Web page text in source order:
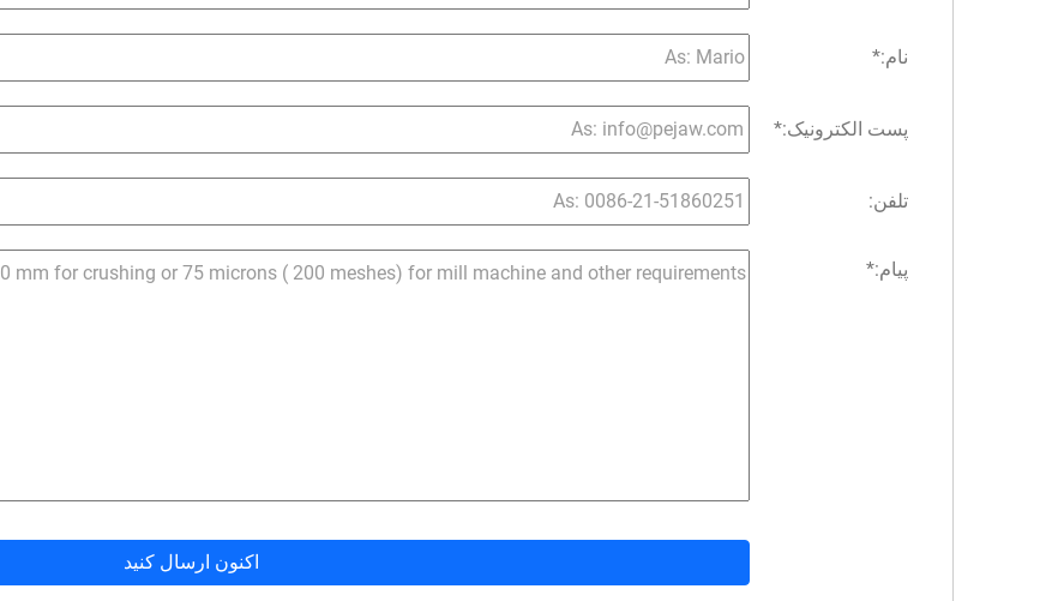
نام:*
پست الکترونیک:*
تلفن:
پیام:*